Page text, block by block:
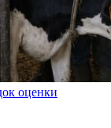
оценки